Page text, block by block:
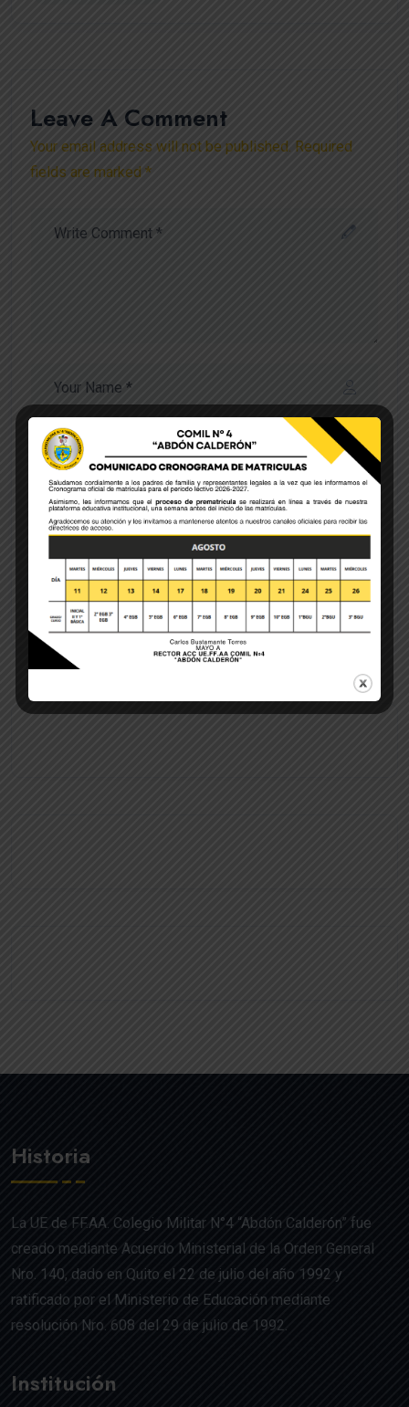
Leave A Comment
Your email address will not be published. Required
fields are marked *
Save my name, email, and website in this browser
for the next time I comment.
POST COMMENT
Historia
La UE de FF.AA. Colegio Militar N°4 “Abdón Calderón” fue
creado mediante Acuerdo Ministerial de la Orden General
Nro. 140, dado en Quito el 22 de julio del año 1992 y
ratificado por el Ministerio de Educación mediante
resolución Nro. 608 del 29 de julio de 1992.
Institución